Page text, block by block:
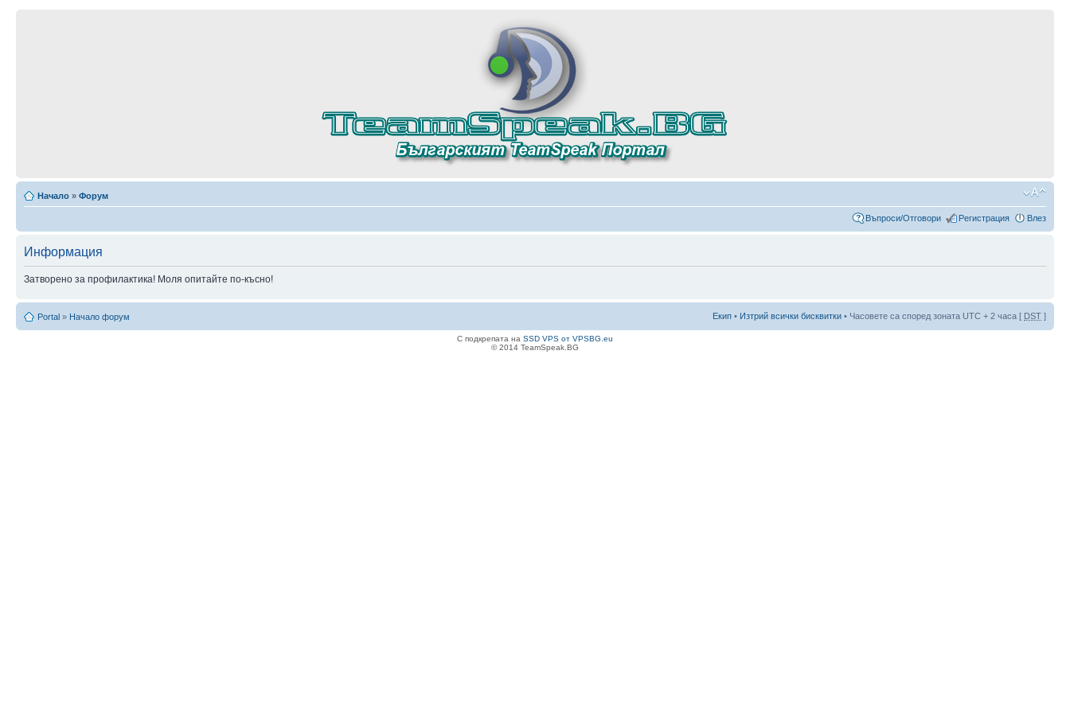
Начало » Форум
Въпроси/Отговори Регистрация Влез
Информация
Затворено за профилактика! Моля опитайте по-късно!
Portal » Начало форум Екип • Изтрий всички бисквитки • Часовете са според зоната UTC + 2 часа [ DST ]
С подкрепата на SSD VPS от VPSBG.eu
© 2014 TeamSpeak.BG